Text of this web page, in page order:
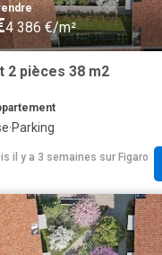
4 386 €/m²
2 pièces 38 m2
·Parking
il y a 3 semaines sur Figaro